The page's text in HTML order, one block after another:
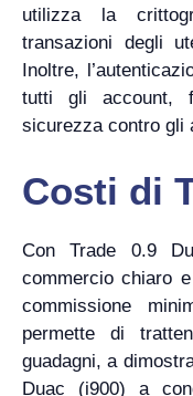
utilizza la
transazioni degli
Inoltre,
tutti gli account,
sicurezza contro gli
Costi di
Con Trade 0.9
commercio chiaro
commissione
permette di
guadagni, a
Duac (i900) a